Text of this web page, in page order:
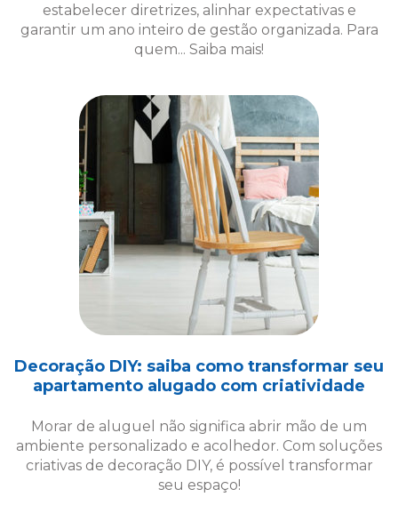
estabelecer diretrizes, alinhar expectativas e
garantir um ano inteiro de gestão organizada. Para
quem... Saiba mais!
Decoração DIY: saiba como transformar seu
apartamento alugado com criatividade
Morar de aluguel não significa abrir mão de um
ambiente personalizado e acolhedor. Com soluções
criativas de decoração DIY, é possível transformar
seu espaço!